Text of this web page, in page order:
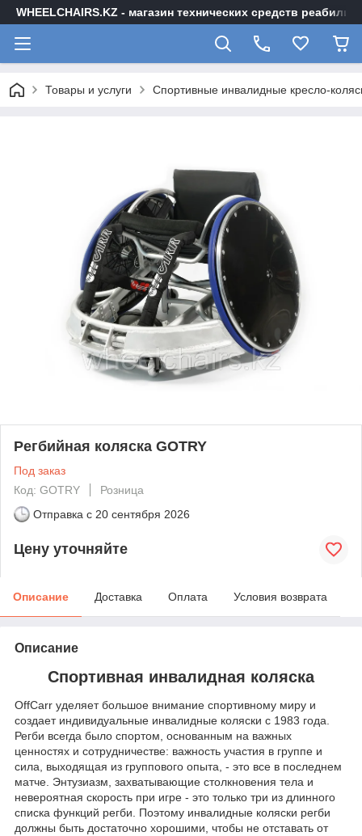
WHEELCHAIRS.KZ - магазин технических средств
Товары и услуги Спортивные инвалидные кресло-
Регбийная коляска GOTRY
Под заказ
Код: GOTRY
Розница
Отправка с 20 сентября 2026
Цену уточняйте
Описание Доставка Оплата Условия возврата
Описание
Спортивная инвалидная коляска
OffCarr уделяет большое внимание спортивному миру и
создает индивидуальные инвалидные коляски с 1983 года.
Регби всегда было спортом, основанным на важных
ценностях и сотрудничестве: важность участия в группе и
сила, выходящая из группового опыта, - это все в последнем
матче. Энтузиазм, захватывающие столкновения тела и
невероятная скорость при игре - это только три из длинного
списка функций регби. Поэтому инвалидные коляски регби
должны быть достаточно хорошими, чтобы не отставать от